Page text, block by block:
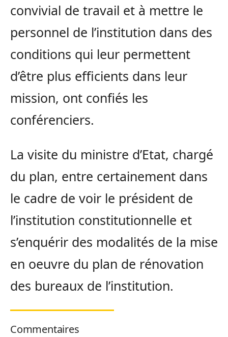
convivial de travail et à mettre le
personnel de l’institution dans des
conditions qui leur permettent
d’être plus efficients dans leur
mission, ont confiés les
conférenciers.
La visite du ministre d’Etat, chargé
du plan, entre certainement dans
le cadre de voir le président de
l’institution constitutionnelle et
s’enquérir des modalités de la mise
en oeuvre du plan de rénovation
des bureaux de l’institution.
Commentaires